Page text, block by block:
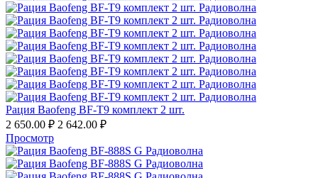
Рация Baofeng BF-T9 комплект 2 шт.
2 650.00 ₽ 2 642.00 ₽
Просмотр